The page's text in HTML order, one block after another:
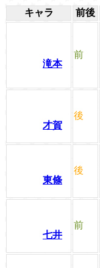
キャラ 前後
滝本
前
才賀
後
東條
後
七井
前